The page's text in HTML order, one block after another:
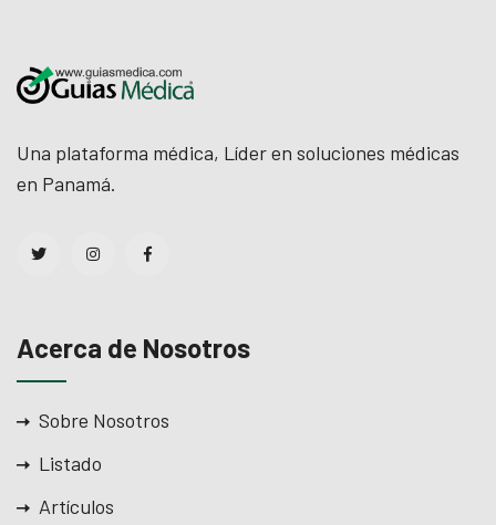
Una plataforma médica, Líder en soluciones médicas
en Panamá.
Acerca de Nosotros
Sobre Nosotros
Listado
Artículos